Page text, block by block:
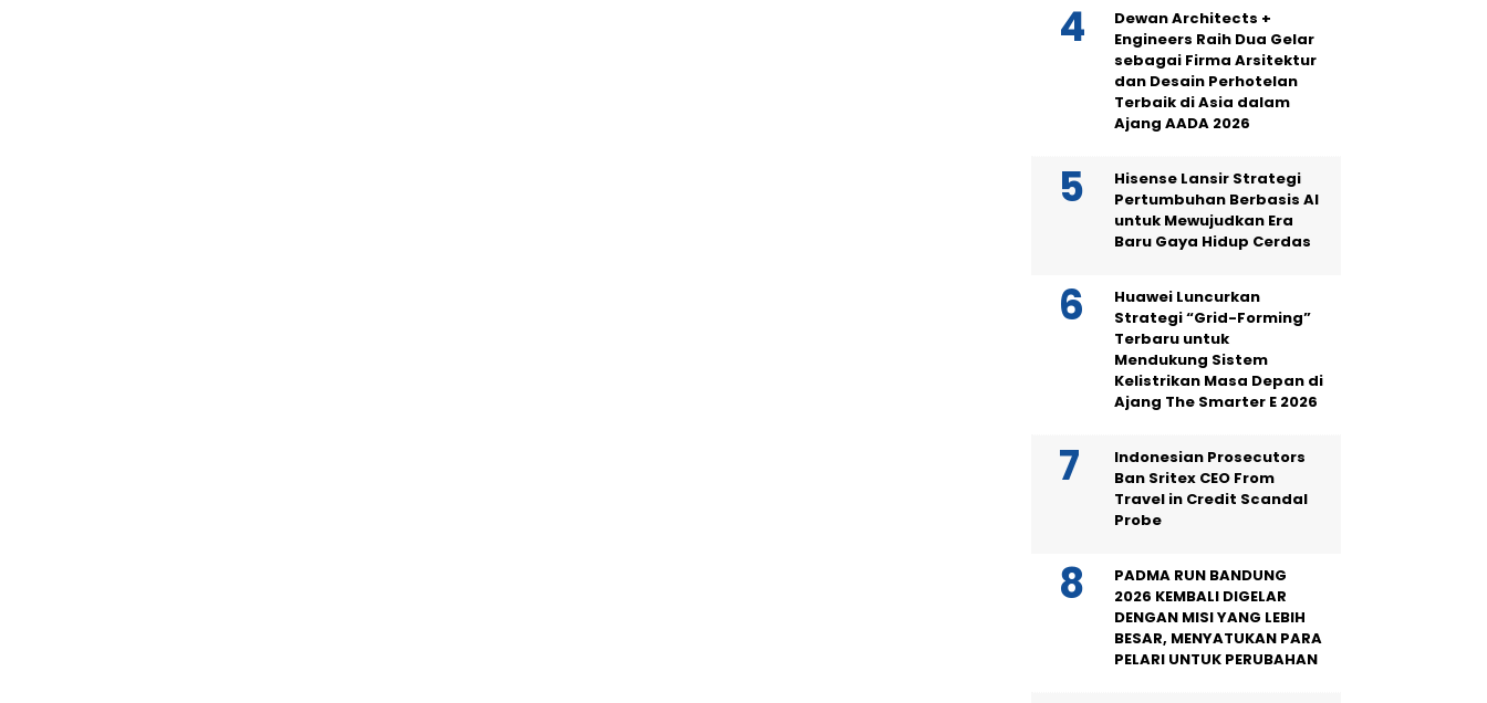
Dewan Architects +
Engineers Raih Dua Gelar
sebagai Firma Arsitektur
dan Desain Perhotelan
Terbaik di Asia dalam
Ajang AADA 2026
Hisense Lansir Strategi
Pertumbuhan Berbasis AI
untuk Mewujudkan Era
Baru Gaya Hidup Cerdas
Huawei Luncurkan
Strategi “Grid-Forming”
Terbaru untuk
Mendukung Sistem
Kelistrikan Masa Depan di
Ajang The Smarter E 2026
Indonesian Prosecutors
Ban Sritex CEO From
Travel in Credit Scandal
Probe
PADMA RUN BANDUNG
2026 KEMBALI DIGELAR
DENGAN MISI YANG LEBIH
BESAR, MENYATUKAN PARA
PELARI UNTUK PERUBAHAN